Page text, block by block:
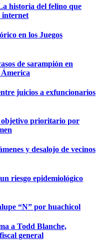
historia del felino que
internet
en los Juegos
de sarampión en
Ámerica
juicios a exfuncionarios
objetivo prioritario por
y desalojo de vecinos
riesgo epidemiológico
“N” por huachicol
a Todd Blanche,
general